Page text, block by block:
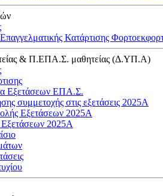
Κατάρτισης
& Π.ΕΠΑ.Σ. μαθητείας (Δ.ΥΠ.Α)
Εξετάσεων ΕΠΑ.Σ.
συμμετοχής στις εξετάσεις 2025Α
Εξετάσεων 2025A
2025Α